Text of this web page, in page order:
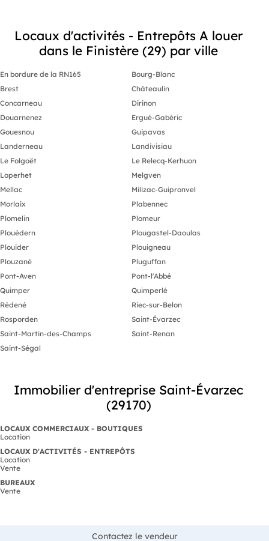
auxquels ces biens sont exposés, sont
disponibles sur le site
Locaux d'activités - Entrepôts A louer
dans le Finistère (29) par ville
En bordure de la RN165
Bourg-Blanc
Brest
Châteaulin
Concarneau
Dirinon
Douarnenez
Ergué-Gabéric
Gouesnou
Guipavas
Landerneau
Landivisiau
Le Folgoët
Le Relecq-Kerhuon
Loperhet
Melgven
Mellac
Milizac-Guipronvel
Morlaix
Plabennec
Plomelin
Plomeur
Plouédern
Plougastel-Daoulas
Plouider
Plouigneau
Plouzané
Pluguffan
Pont-Aven
Pont-l'Abbé
Quimper
Quimperlé
Rédené
Riec-sur-Belon
Rosporden
Saint-Évarzec
Saint-Martin-des-Champs
Saint-Renan
Saint-Ségal
Immobilier d'entreprise Saint-Évarzec
(29170)
LOCAUX COMMERCIAUX - BOUTIQUES
Location
LOCAUX D'ACTIVITÉS - ENTREPÔTS
Location
Vente
BUREAUX
Vente
Contactez le vendeur